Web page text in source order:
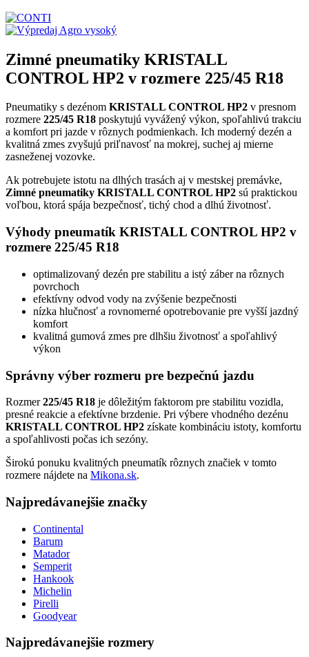
Zimné pneumatiky KRISTALL
CONTROL HP2 v rozmere 225/45 R18
Pneumatiky s dezénom KRISTALL CONTROL HP2 v presnom
rozmere 225/45 R18 poskytujú vyvážený výkon, spoľahlivú trakciu
a komfort pri jazde v rôznych podmienkach. Ich moderný dezén a
kvalitná zmes zvyšujú priľnavosť na mokrej, suchej aj mierne
zasneženej vozovke.
Ak potrebujete istotu na dlhých trasách aj v mestskej premávke,
Zimné pneumatiky KRISTALL CONTROL HP2 sú praktickou
voľbou, ktorá spája bezpečnosť, tichý chod a dlhú životnosť.
Výhody pneumatík KRISTALL CONTROL HP2 v
rozmere 225/45 R18
optimalizovaný dezén pre stabilitu a istý záber na rôznych
povrchoch
efektívny odvod vody na zvýšenie bezpečnosti
nízka hlučnosť a rovnomerné opotrebovanie pre vyšší jazdný
komfort
kvalitná gumová zmes pre dlhšiu životnosť a spoľahlivý
výkon
Správny výber rozmeru pre bezpečnú jazdu
Rozmer225/45 R18 je dôležitým faktorom pre stabilitu vozidla,
presné reakcie a efektívne brzdenie. Pri výbere vhodného dezénu
KRISTALL CONTROL HP2 získate kombináciu istoty, komfortu
a spoľahlivosti počas ich sezóny.
Širokú ponuku kvalitných pneumatík rôznych značiek v tomto
rozmere nájdete na Mikona.sk.
Najpredávanejšie značky
Continental
Barum
Matador
Semperit
Hankook
Michelin
Pirelli
Goodyear
Najpredávanejšie rozmery